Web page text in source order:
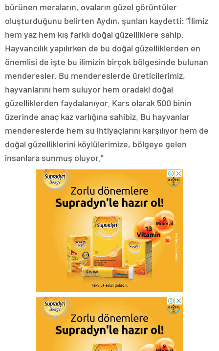
bürünen meraların, ovaların güzel görüntüler
oluşturduğunu belirten Aydın, şunları kaydetti: “İlimiz
hem yaz hem kış farklı doğal güzelliklere sahip.
Hayvancılık yapılırken de bu doğal güzelliklerden en
önemlisi de işte bu ilimizin birçok bölgesinde bulunan
menderesler. Bu mendereslerde üreticilerimiz,
hayvanlarını hem suluyor hem oradaki doğal
güzelliklerden faydalanıyor. Kars olarak 500 binin
üzerinde anaç kaz varlığına sahibiz. Bu hayvanlar
mendereslerde hem su ihtiyaçlarını karşılıyor hem de
doğal güzelliklerini köylülerimize, bölgeye gelen
insanlara sunmuş oluyor.”